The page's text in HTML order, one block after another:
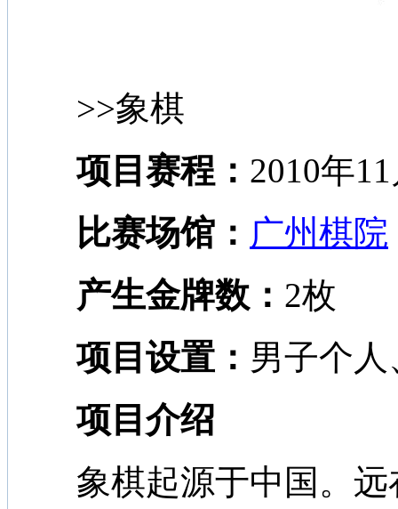
>>象棋
项目赛程： 2010年
比赛场馆： 广州棋院
产生金牌数： 2枚
项目设置： 男子个
项目介绍
象棋起源于中国。远